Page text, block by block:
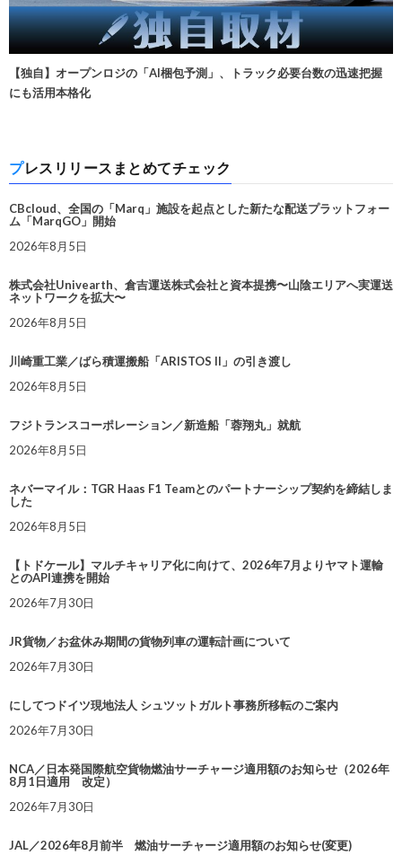
【独自】オープンロジの「AI梱包予測」、トラック必要台数の迅速把握
にも活用本格化
プレスリリースまとめてチェック
CBcloud、全国の「Marq」施設を起点とした新たな配送プラットフォー
ム「MarqGO」開始
2026年8月5日
株式会社Univearth、倉吉運送株式会社と資本提携〜山陰エリアへ実運送
ネットワークを拡大〜
2026年8月5日
川崎重工業／ばら積運搬船「ARISTOS II」の引き渡し
2026年8月5日
フジトランスコーポレーション／新造船「蓉翔丸」就航
2026年8月5日
ネバーマイル：TGR Haas F1 Teamとのパートナーシップ契約を締結しま
した
2026年8月5日
【トドケール】マルチキャリア化に向けて、2026年7月よりヤマト運輸
とのAPI連携を開始
2026年7月30日
JR貨物／お盆休み期間の貨物列車の運転計画について
2026年7月30日
にしてつドイツ現地法人 シュツットガルト事務所移転のご案内
2026年7月30日
NCA／日本発国際航空貨物燃油サーチャージ適用額のお知らせ（2026年
8月1日適用 改定）
2026年7月30日
JAL／2026年8月前半 燃油サーチャージ適用額のお知らせ(変更)